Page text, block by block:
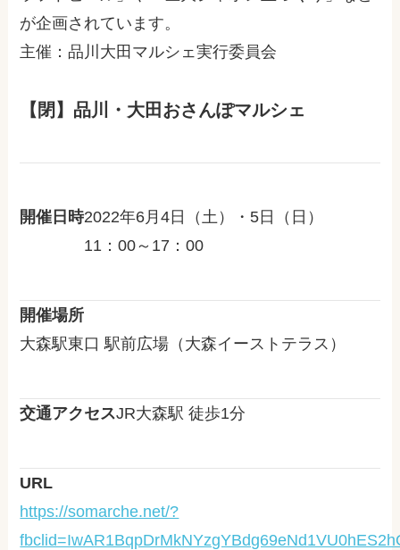
が企画されています。
主催：品川大田マルシェ実行委員会
【閉】品川・大田おさんぽマルシェ
開催日時2022年6月4日（土）・5日（日）
11：00～17：00
開催場所
大森駅東口 駅前広場（大森イーストテラス）
交通アクセスJR大森駅 徒歩1分
URL
https://somarche.net/?